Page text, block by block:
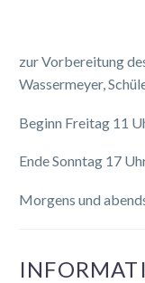
zur Vorbereitung
Wassermeyer,
Beginn Freitag 11
Ende Sonntag 17
Morgens und